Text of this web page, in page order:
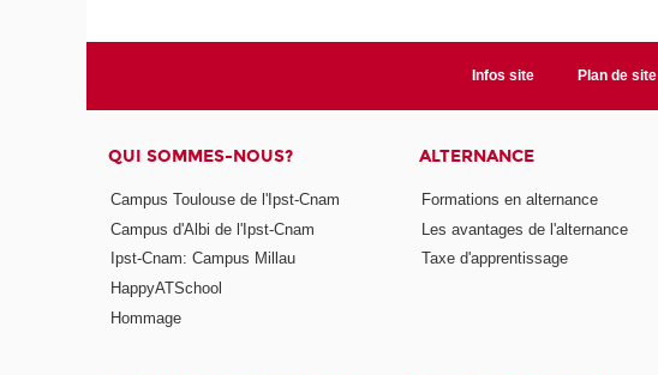
Infos site Plan de site
QUI SOMMES-NOUS?
Campus Toulouse de l'Ipst-Cnam
Campus d'Albi de l'Ipst-Cnam
Ipst-Cnam: Campus Millau
HappyATSchool
Hommage
ALTERNANCE
Formations en alternance
Les avantages de l'alternance
Taxe d'apprentissage